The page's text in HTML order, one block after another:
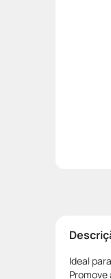
Ideal